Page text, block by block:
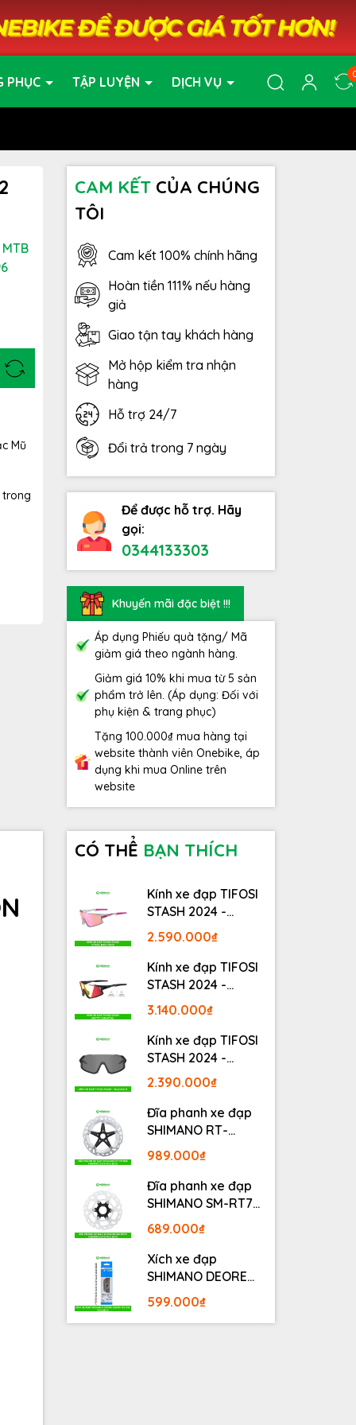
PHỤC TẬP LUYỆN DỊCH VỤ
Mũ
trong
CAM KẾTCỦA CHÚNG
TÔI
Cam kết 100% chính hãng
Hoàn tiền 111% nếu hàng
giả
Giao tận tay khách hàng
Mở hộp kiểm tra nhận
hàng
Hỗ trợ 24/7
Đổi trả trong 7 ngày
Để được hỗ trợ. Hãy
gọi:
0344133303
Khuyến mãi đặc biệt !!!
Áp dụng Phiếu quà tặng/ Mã
giảm giá theo ngành hàng.
Giảm giá 10% khi mua từ 5 sản
phẩm trở lên. (Áp dụng: Đối với
phụ kiện & trang phục)
Tặng 100.000₫ mua hàng tại
website thành viên Onebike, áp
dụng khi mua Online trên
website
CÓ THỂ BẠN THÍCH
Kính xe đạp TIFOSI
STASH 2024 -
STASH, RACE PINK
2.590.000₫
Kính xe đạp TIFOSI
STASH 2024 -
MATTE GUNMETAL
3.140.000₫
Kính xe đạp TIFOSI
STASH 2024 -
BLACKOUT
2.390.000₫
Đĩa phanh xe đạp
SHIMANO RT-
MT800 Center lock
Fullbox
989.000₫
Đĩa phanh xe đạp
SHIMANO SM-RT70
Center lock Fullbox
689.000₫
Xích xe đạp
SHIMANO DEORE
M6100 12S 126L
Fullbox
599.000₫